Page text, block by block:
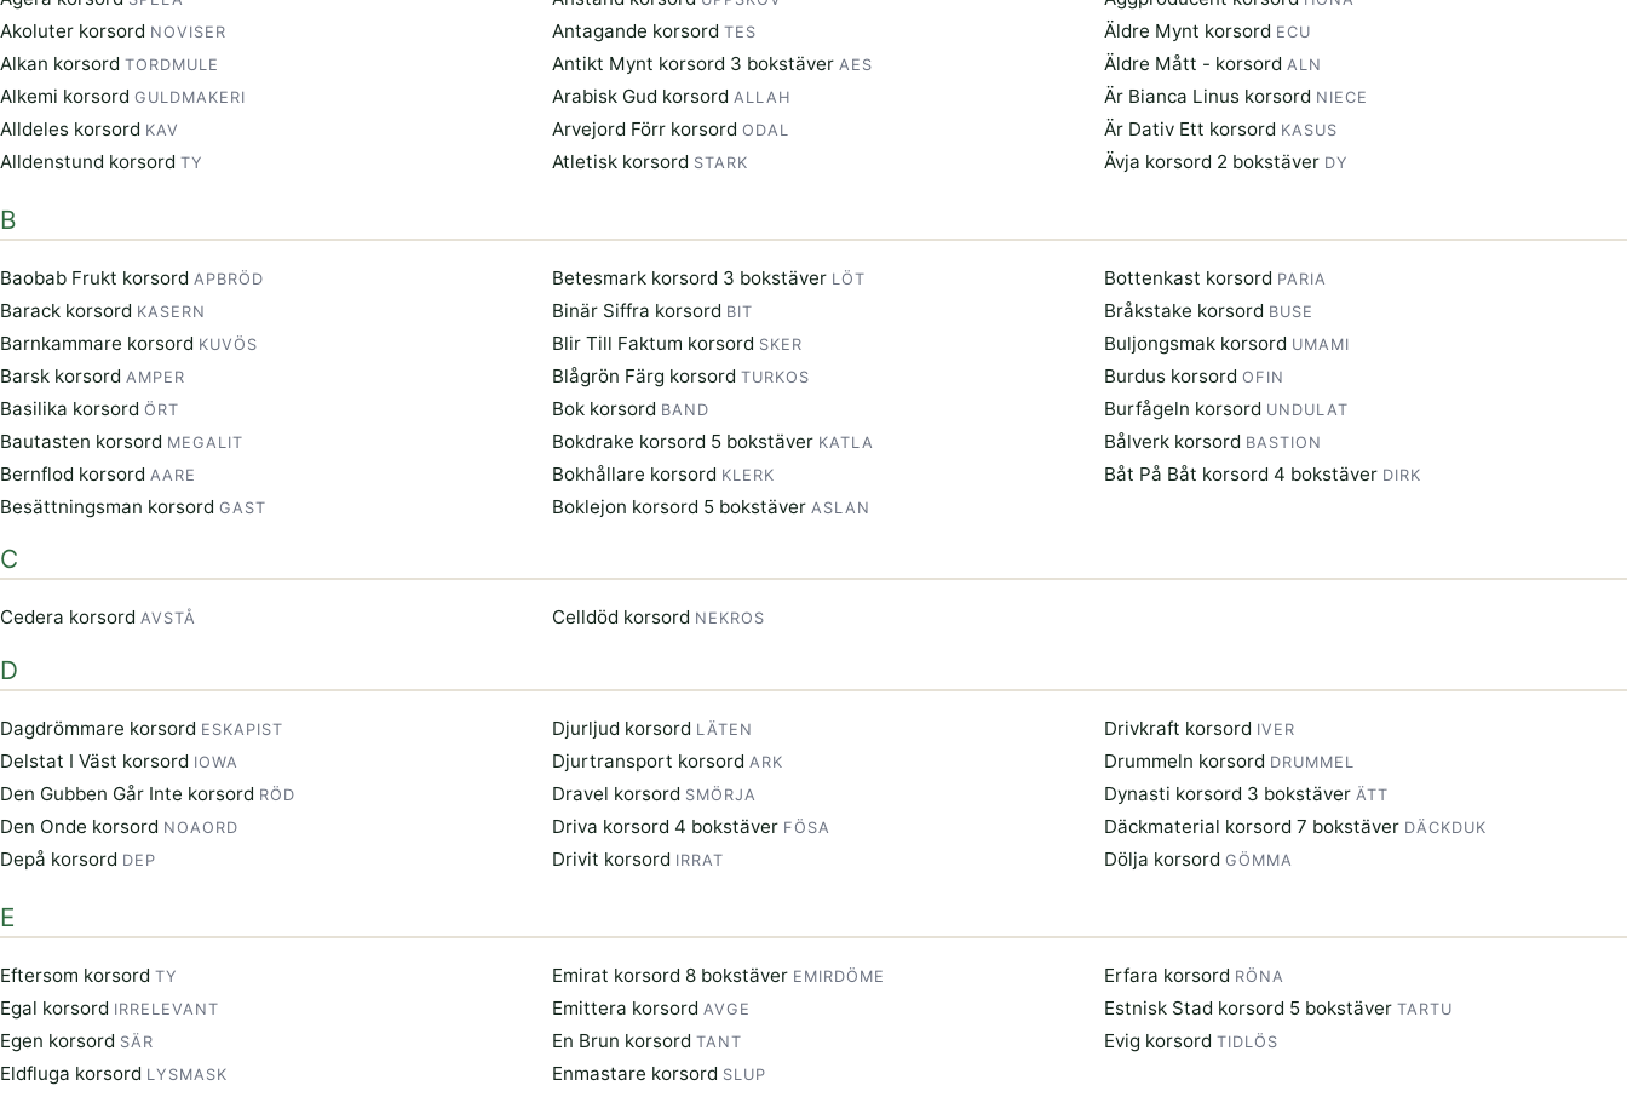
Akoluter korsord NOVISER
Alkan korsord TORDMULE
Alkemi korsord GULDMAKERI
Alldeles korsord KAV
Alldenstund korsord TY
Antagande korsord TES
Antikt Mynt korsord 3 bokstäver AES
Arabisk Gud korsord ALLAH
Arvejord Förr korsord ODAL
Atletisk korsord STARK
Äldre Mynt korsord ECU
Äldre Mått - korsord ALN
Är Bianca Linus korsord NIECE
Är Dativ Ett korsord KASUS
Ävja korsord 2 bokstäver DY
B
Baobab Frukt korsord APBRÖD
Barack korsord KASERN
Barnkammare korsord KUVÖS
Barsk korsord AMPER
Basilika korsord ÖRT
Bautasten korsord MEGALIT
Bernflod korsord AARE
Besättningsman korsord GAST
Betesmark korsord 3 bokstäver LÖT
Binär Siffra korsord BIT
Blir Till Faktum korsord SKER
Blågrön Färg korsord TURKOS
Bok korsord BAND
Bokdrake korsord 5 bokstäver KATLA
Bokhållare korsord KLERK
Boklejon korsord 5 bokstäver ASLAN
Bottenkast korsord PARIA
Bråkstake korsord BUSE
Buljongsmak korsord UMAMI
Burdus korsord OFIN
Burfågeln korsord UNDULAT
Bålverk korsord BASTION
Båt På Båt korsord 4 bokstäver DIRK
C
Cedera korsord AVSTÅ Celldöd korsord NEKROS
D
Dagdrömmare korsord ESKAPIST
Delstat I Väst korsord IOWA
Den Gubben Går Inte korsord RÖD
Den Onde korsord NOAORD
Depå korsord DEP
Djurljud korsord LÄTEN
Djurtransport korsord ARK
Dravel korsord SMÖRJA
Driva korsord 4 bokstäver FÖSA
Drivit korsord IRRAT
Drivkraft korsord IVER
Drummeln korsord DRUMMEL
Dynasti korsord 3 bokstäver ÄTT
Däckmaterial korsord 7 bokstäver DÄCKDUK
Dölja korsord GÖMMA
E
Eftersom korsord TY
Egal korsord IRRELEVANT
Egen korsord SÄR
Eldfluga korsord LYSMASK
Emirat korsord 8 bokstäver EMIRDÖME
Emittera korsord AVGE
En Brun korsord TANT
Enmastare korsord SLUP
Erfara korsord RÖNA
Estnisk Stad korsord 5 bokstäver TARTU
Evig korsord TIDLÖS